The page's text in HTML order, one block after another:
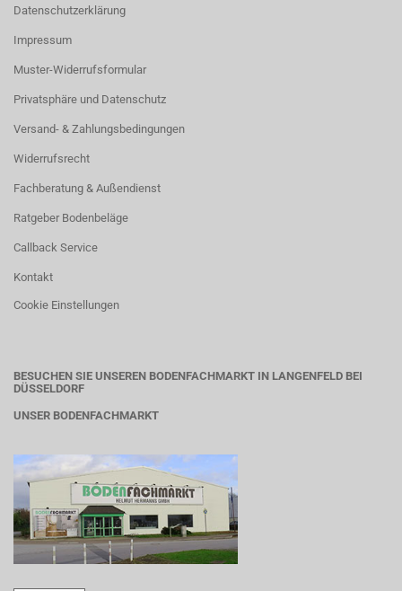
Datenschutzerklärung
Impressum
Muster-Widerrufsformular
Privatsphäre und Datenschutz
Versand- & Zahlungsbedingungen
Widerrufsrecht
Fachberatung & Außendienst
Ratgeber Bodenbeläge
Callback Service
Kontakt
Cookie Einstellungen
BESUCHEN SIE UNSEREN BODENFACHMARKT IN LANGENFELD BEI
DÜSSELDORF
UNSER BODENFACHMARKT